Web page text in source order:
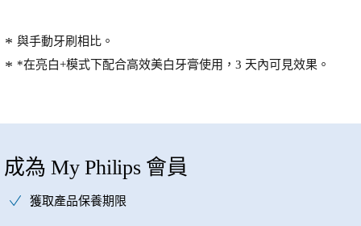
與手動牙刷相比。
*在亮白+模式下配合高效美白牙膏使用，3 天內可見效果。
成為 My Philips 會員
獲取產品保養期限